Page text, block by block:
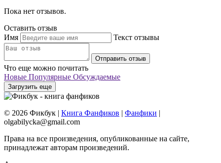
Пока нет отзывов.
Оставить отзыв
Имя
Текст отзывы
Отправить отзыв
Что еще можно почитать
Новые Популярные Обсуждаемые
Загрузить еще
© 2026 Фикбук | Книга Фанфиков | Фанфики |
olgabilycka@gmail.com
Права на все произведения, опубликованные на сайте,
принадлежат авторам произведений.